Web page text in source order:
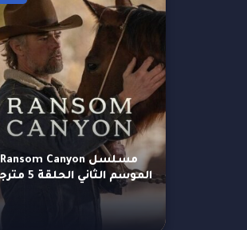
مسلسل Ransom Canyon
الموسم الثاني الحلقة 5 مترجمة